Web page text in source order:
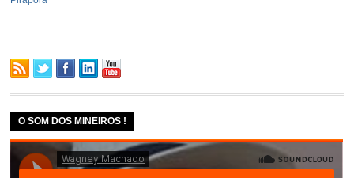
O SOM DOS MINEIROS !